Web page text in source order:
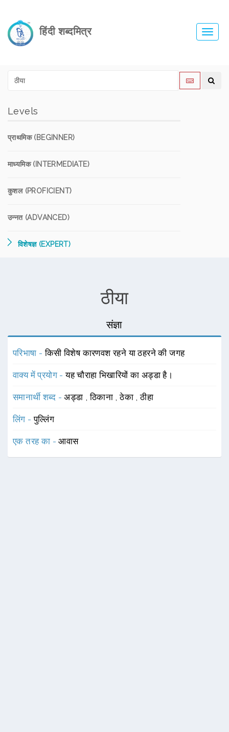
हिंदी शब्दमित्र
Levels
प्राथमिक (BEGINNER)
माध्यमिक (INTERMEDIATE)
कुशल (PROFICIENT)
उन्नत (ADVANCED)
विशेषज्ञ (EXPERT)
ठीया
संज्ञा
परिभाषा -किसी विशेष कारणवश रहने या ठहरने की जगह
वाक्य में प्रयोग -यह चौराहा भिखारियों का अड्डा है।
समानार्थी शब्द -अड्डा ,ठिकाना ,ठेका ,ठीहा
लिंग -पुल्लिंग
एक तरह का -आवास